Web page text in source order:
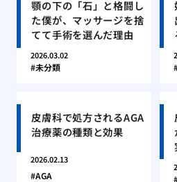
顎の下の「石」と格闘し
た僕が、マッサージを捨
てて手術を選んだ理由
2026.03.02
未分類
皮膚科で処方されるAGA
治療薬の種類と効果
2026.02.13
AGA